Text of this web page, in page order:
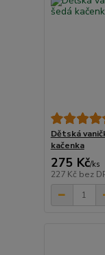
Dětská
kačenka
275 Kč/ks
227 Kč bez